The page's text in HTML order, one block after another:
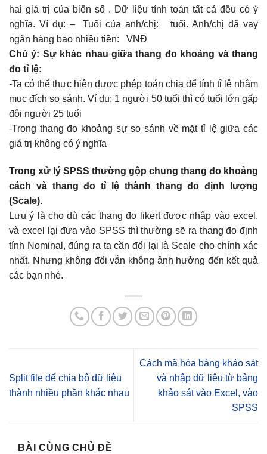
hai giá trị của biến số . Dữ liệu tính toán tất cả đều có ý
nghĩa. Ví dụ: – Tuổi của anh/chị: tuổi. Anh/chị đã vay
ngân hàng bao nhiêu tiền: VNĐ
Chú ý: Sự khác nhau giữa thang đo khoảng và thang
đo tỉ lệ:
-Ta có thể thực hiện được phép toán chia để tính tỉ lệ nhằm
mục đích so sánh. Ví dụ: 1 người 50 tuổi thì có tuổi lớn gấp
đôi người 25 tuổi
-Trong thang đo khoảng sự so sánh về mặt tỉ lệ giữa các
giá trị không có ý nghĩa
Trong xử lý SPSS thường gộp chung thang đo khoảng
cách và thang đo tỉ lệ thành thang đo định lượng
(Scale).
Lưu ý là cho dù các thang đo likert được nhập vào excel,
và excel lại đưa vào SPSS thì thường sẽ ra thang đo định
tính Nominal, đúng ra ta cần đổi lại là Scale cho chính xác
nhất. Nhưng không đổi vẫn không ảnh hưởng đến kết quả
các bạn nhé.
Split file để chia bộ dữ liệu
thành nhiều phần khác nhau
Cách mã hóa bảng khảo sát
và nhập dữ liệu từ bảng
khảo sát vào Excel, vào
SPSS
BÀI CÙNG CHỦ ĐỀ